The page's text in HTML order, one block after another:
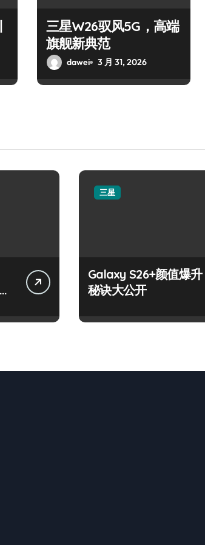
三星W26驭风5G，高端
旗舰新典范
dawei 3 月 31, 2026
三星
Galaxy S26+颜值爆升
秘诀大公开